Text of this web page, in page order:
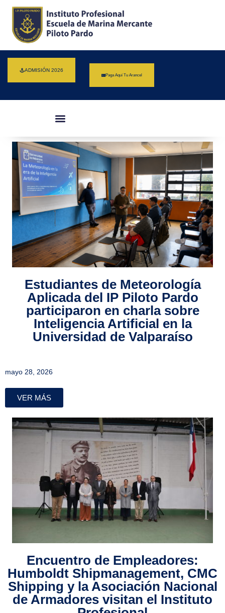
ADMISIÓN 2026
Paga Aquí Tu Arancel
Estudiantes de Meteorología
Aplicada del IP Piloto Pardo
participaron en charla sobre
Inteligencia Artificial en la
Universidad de Valparaíso
mayo 28, 2026
VER MÁS
Encuentro de Empleadores:
Humboldt Shipmanagement, CMC
Shipping y la Asociación Nacional
de Armadores visitan el Instituto